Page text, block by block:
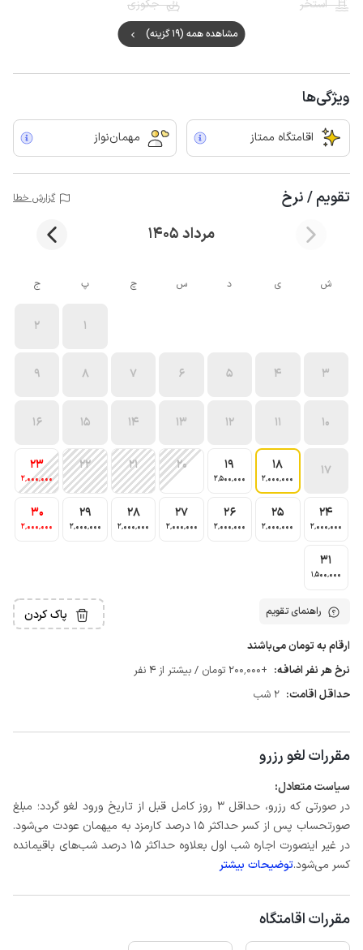
استخر
جکوزی
مشاهده همه (19 گزینه)
ویژگی‌ها
اقامتگاه ممتاز مهمان‌نواز
تقویم / نرخ گزارش خطا
مرداد 1405
ش ی د س چ پ ج
1
2
3
4
5
6
7
8
9
10
11
12
13
14
15
16
17
18
2٬000٬000
19
2٬500٬000
20
21
22
23
2٬000٬000
24
2٬000٬000
25
2٬000٬000
26
2٬000٬000
27
2٬000٬000
28
2٬000٬000
29
2٬000٬000
30
2٬000٬000
31
1٬500٬000
راهنمای تقویم پاک کردن
ارقام به تومان می‌باشند
نرخ هر نفر اضافه: +200٬000 تومان / بیشتر از 4 نفر
حداقل اقامت: 2 شب
مقررات لغو رزرو
سیاست متعادل:
در صورتی که رزرو، حداقل 3 روز کامل قبل از تاریخ ورود لغو گردد؛ مبلغ
صورتحساب پس از کسر حداکثر 15 درصد کارمزد به میهمان عودت می‌شود.
در غیر اینصورت اجاره شب اول بعلاوه حداکثر 15 درصد شب‌های باقیمانده
کسر می‌شود.توضیحات بیشتر
مقررات اقامتگاه